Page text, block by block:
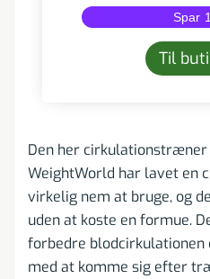
Spar
Til
Den her
WeightWorld har lavet en
virkelig nem at bruge, og
uden at koste en formue.
forbedre
med at komme sig efter